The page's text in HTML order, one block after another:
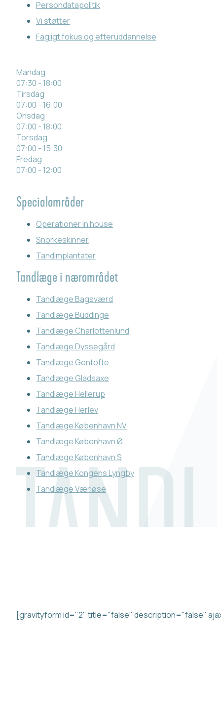
Persondatapolitik
Vi støtter
Fagligt fokus og efteruddannelse
Mandag
07:30 - 18:00
Tirsdag
07:00 - 16:00
Onsdag
07:00 - 18:00
Torsdag
07:00 - 15:30
Fredag
07:00 - 12:00
Specialområder
Operationer in house
Snorkeskinner
Tandimplantater
Tandlæge i nærområdet
Tandlæge Bagsværd
Tandlæge Buddinge
Tandlæge Charlottenlund
Tandlæge Dyssegård
Tandlæge Gentofte
Tandlæge Gladsaxe
Tandlæge Hellerup
Tandlæge Herlev
Tandlæge København NV
Tandlæge København Ø
Tandlæge København S
Tandlæge Kongens Lyngby
Tandlæge Værløse
[gravityform id="2" title="false" description="false"